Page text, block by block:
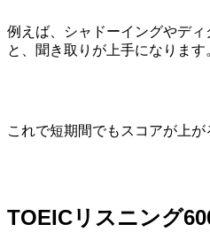
例えば、シャドーイングやデ
と、聞き取りが上手になります
これで短期間でもスコアが上が
TOEICリスニング